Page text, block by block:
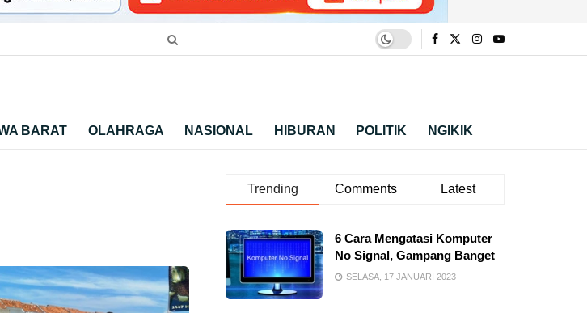
BARAT OLAHRAGA NASIONAL HIBURAN POLITIK NGIKIK
Trending Comments Latest
6 Cara Mengatasi Komputer
No Signal, Gampang Banget
SELASA, 17 JANUARI 2023